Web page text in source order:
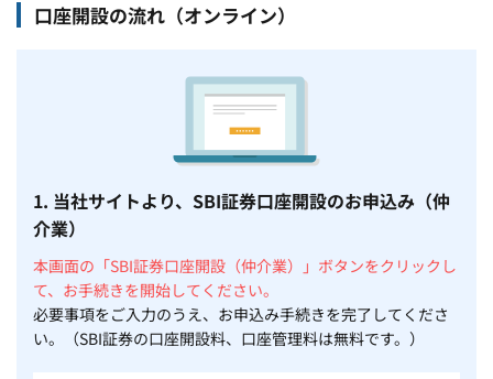
口座開設の流れ（オンライン）
1. 当社サイトより、SBI証券口座開設のお申込み（仲
介業）
本画面の「SBI証券口座開設（仲介業）」ボタンをクリックし
て、お手続きを開始してください。
必要事項をご入力のうえ、お申込み手続きを完了してくださ
い。（SBI証券の口座開設料、口座管理料は無料です。）